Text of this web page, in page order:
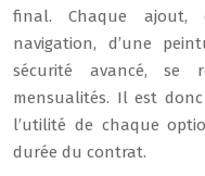
final. Chaque ajout,
navigation, d’une
sécurité avancé, se
mensualités. Il est
l’utilité de chaque
durée du contrat.